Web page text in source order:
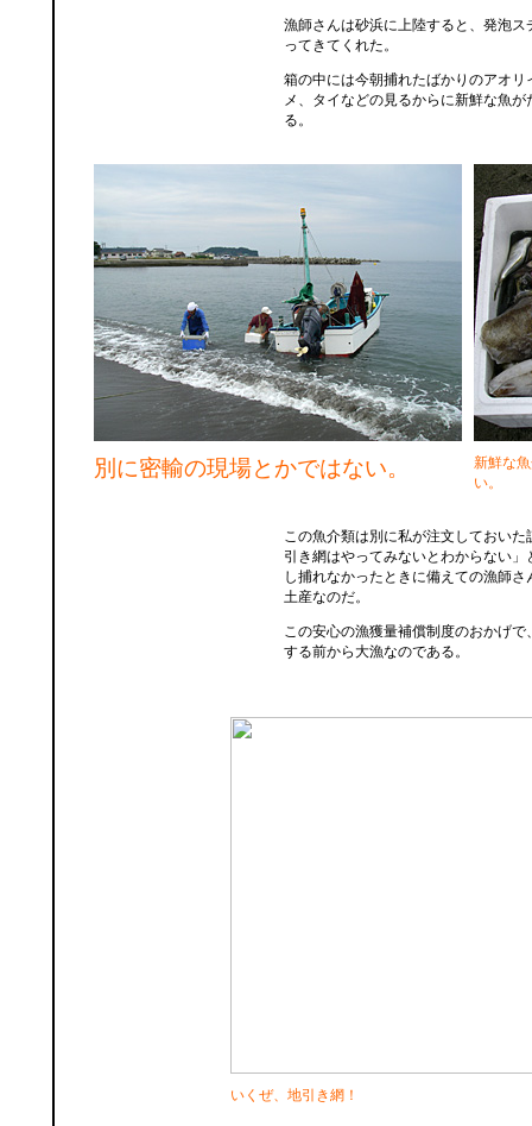
漁師さんは砂浜に上陸すると、発泡ス
ってきてくれた。
箱の中には今朝捕れたばかりのアオリ
メ、タイなどの見るからに新鮮な魚が
る。
別に密輸の現場とかではない。
新鮮な
い。
この魚介類は別に私が注文しておいた
引き網はやってみないとわからない」
し捕れなかったときに備えての漁師さ
土産なのだ。
この安心の漁獲量補償制度のおかげで
する前から大漁なのである。
いくぜ、地引き網！